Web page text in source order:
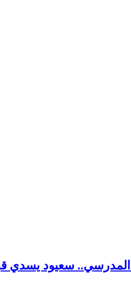
المدرسي.. سعيود يسدي